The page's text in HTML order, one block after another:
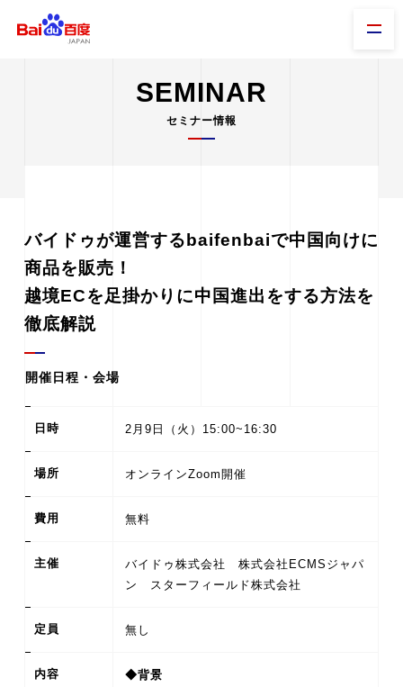
SEMINAR
セミナー情報
バイドゥが運営するbaifenbaiで中国向けに
商品を販売！
越境ECを足掛かりに中国進出をする方法を
徹底解説
開催日程・会場
日時 2月9日（火）15:00~16:30
場所 オンラインZoom開催
費用 無料
主催
バイドゥ株式会社 株式会社ECMSジャパ
ン スターフィールド株式会社
定員 無し
内容
◆背景